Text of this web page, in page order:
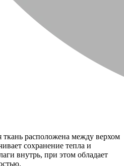
расположена между верхом
сохранение тепла и
внутрь, при этом обладает